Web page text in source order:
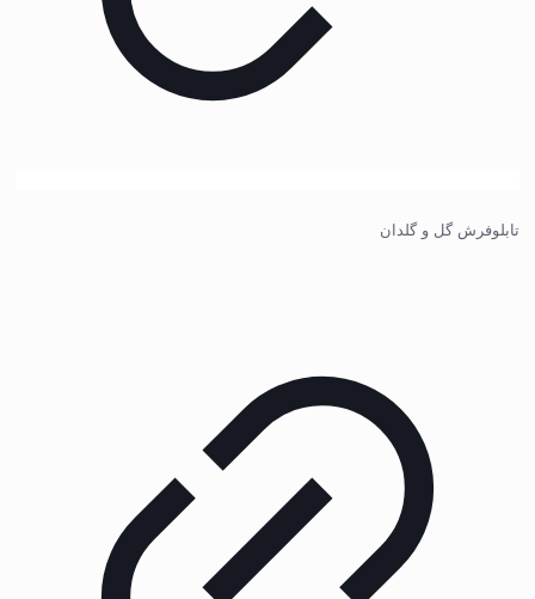
تابلوفرش گل و گلدان